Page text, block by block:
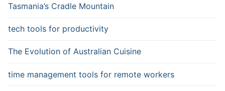
Tasmania’s Cradle Mountain
tech tools for productivity
The Evolution of Australian Cuisine
time management tools for remote workers